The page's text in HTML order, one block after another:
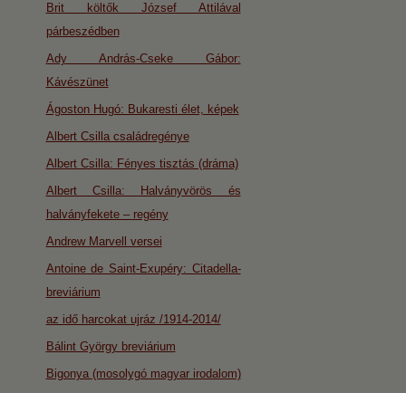
Brit költők József Attilával
párbeszédben
Ady András-Cseke Gábor:
Kávészünet
Ágoston Hugó: Bukaresti élet, képek
Albert Csilla családregénye
Albert Csilla: Fényes tisztás (dráma)
Albert Csilla: Halványvörös és
halványfekete – regény
Andrew Marvell versei
Antoine de Saint-Exupéry: Citadella-
breviárium
az idő harcokat ujráz /1914-2014/
Bálint György breviárium
Bigonya (mosolygó magyar irodalom)